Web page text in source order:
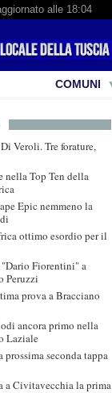
alle 18:04
COMUNI
Veroli. Tre forature,
nella Top Ten della
Epic nemmeno la
ottimo esordio per il
Fiorentini" a
Peruzzi
prova a Bracciano
ancora primo nella
Laziale
seconda tappa
a Civitavecchia la prima